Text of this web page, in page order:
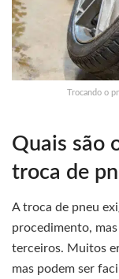
Trocando o
Quais são
troca de
A troca de pneu
procedimento,
terceiros. Muitos
mas podem ser